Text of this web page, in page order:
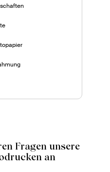
Fragen unsere
an